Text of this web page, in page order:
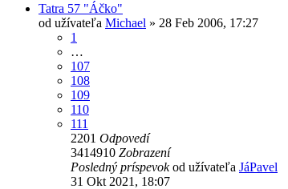
Tatra 57 "Áčko"
od užívateľa Michael » 28 Feb 2006, 17:27
1
…
107
108
109
110
111
2201 Odpovedí
3414910 Zobrazení
Posledný príspevokod užívateľa JáPavel
31 Okt 2021, 18:07